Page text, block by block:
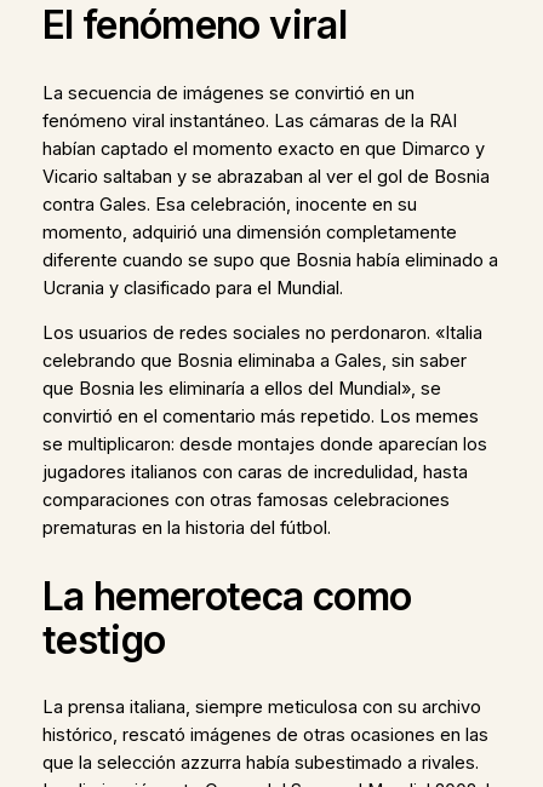
El fenómeno viral
La secuencia de imágenes se convirtió en un
fenómeno viral instantáneo. Las cámaras de la RAI
habían captado el momento exacto en que Dimarco y
Vicario saltaban y se abrazaban al ver el gol de Bosnia
contra Gales. Esa celebración, inocente en su
momento, adquirió una dimensión completamente
diferente cuando se supo que Bosnia había eliminado a
Ucrania y clasificado para el Mundial.
Los usuarios de redes sociales no perdonaron. «Italia
celebrando que Bosnia eliminaba a Gales, sin saber
que Bosnia les eliminaría a ellos del Mundial», se
convirtió en el comentario más repetido. Los memes
se multiplicaron: desde montajes donde aparecían los
jugadores italianos con caras de incredulidad, hasta
comparaciones con otras famosas celebraciones
prematuras en la historia del fútbol.
La hemeroteca como
testigo
La prensa italiana, siempre meticulosa con su archivo
histórico, rescató imágenes de otras ocasiones en las
que la selección azzurra había subestimado a rivales.